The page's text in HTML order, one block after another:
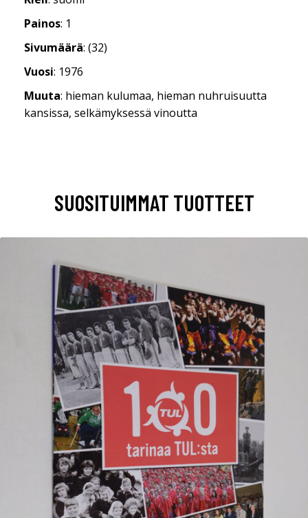
Painos: 1
Sivumäärä: (32)
Vuosi: 1976
Muuta: hieman kulumaa, hieman nuhruisuutta
kansissa, selkämyksessä vinoutta
SUOSITUIMMAT TUOTTEET